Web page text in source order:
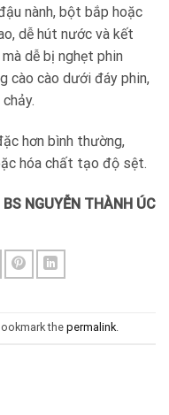
nành, bột bắp hoặc
dễ hút nước và kết
dễ bị nghẹt phin
cào cào dưới đáy phin,
hơn bình thường,
hóa chất tạo độ sệt.
BS NGUYỄN THÀNH ÚC
the permalink.